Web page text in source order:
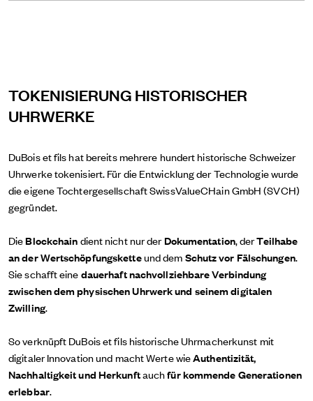
TOKENISIERUNG HISTORISCHER
UHRWERKE
DuBois et fils hat bereits mehrere hundert historische Schweizer
Uhrwerke tokenisiert. Für die Entwicklung der Technologie wurde
die eigene Tochtergesellschaft SwissValueCHain GmbH (SVCH)
gegründet.
DieBlockchaindient nicht nur derDokumentation, derTeilhabe
an der Wertschöpfungsketteund demSchutz vor Fälschungen.
Sie schafft einedauerhaft nachvollziehbare Verbindung
zwischen dem physischen Uhrwerk und seinem digitalen
Zwilling.
So verknüpft DuBois et fils historische Uhrmacherkunst mit
digitaler Innovation und macht Werte wieAuthentizität,
Nachhaltigkeit und Herkunftauchfür kommende Generationen
erlebbar.